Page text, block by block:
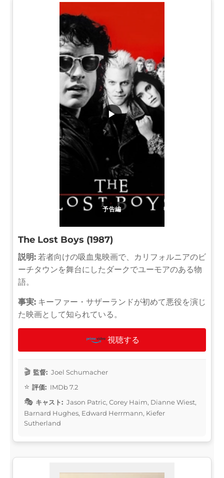
予告編
▶
The Lost Boys (1987)
説明: 若者向けの吸血鬼映画で、カリフォルニアのビ
ーチタウンを舞台にしたダークでユーモアのある物
語。
事実: キーファー・サザーランドが初めて悪役を演じ
た映画として知られている。
視聴する
監督: Joel Schumacher
評価: IMDb 7.2
キャスト: Jason Patric, Corey Haim, Dianne Wiest,
Barnard Hughes, Edward Herrmann, Kiefer
Sutherland